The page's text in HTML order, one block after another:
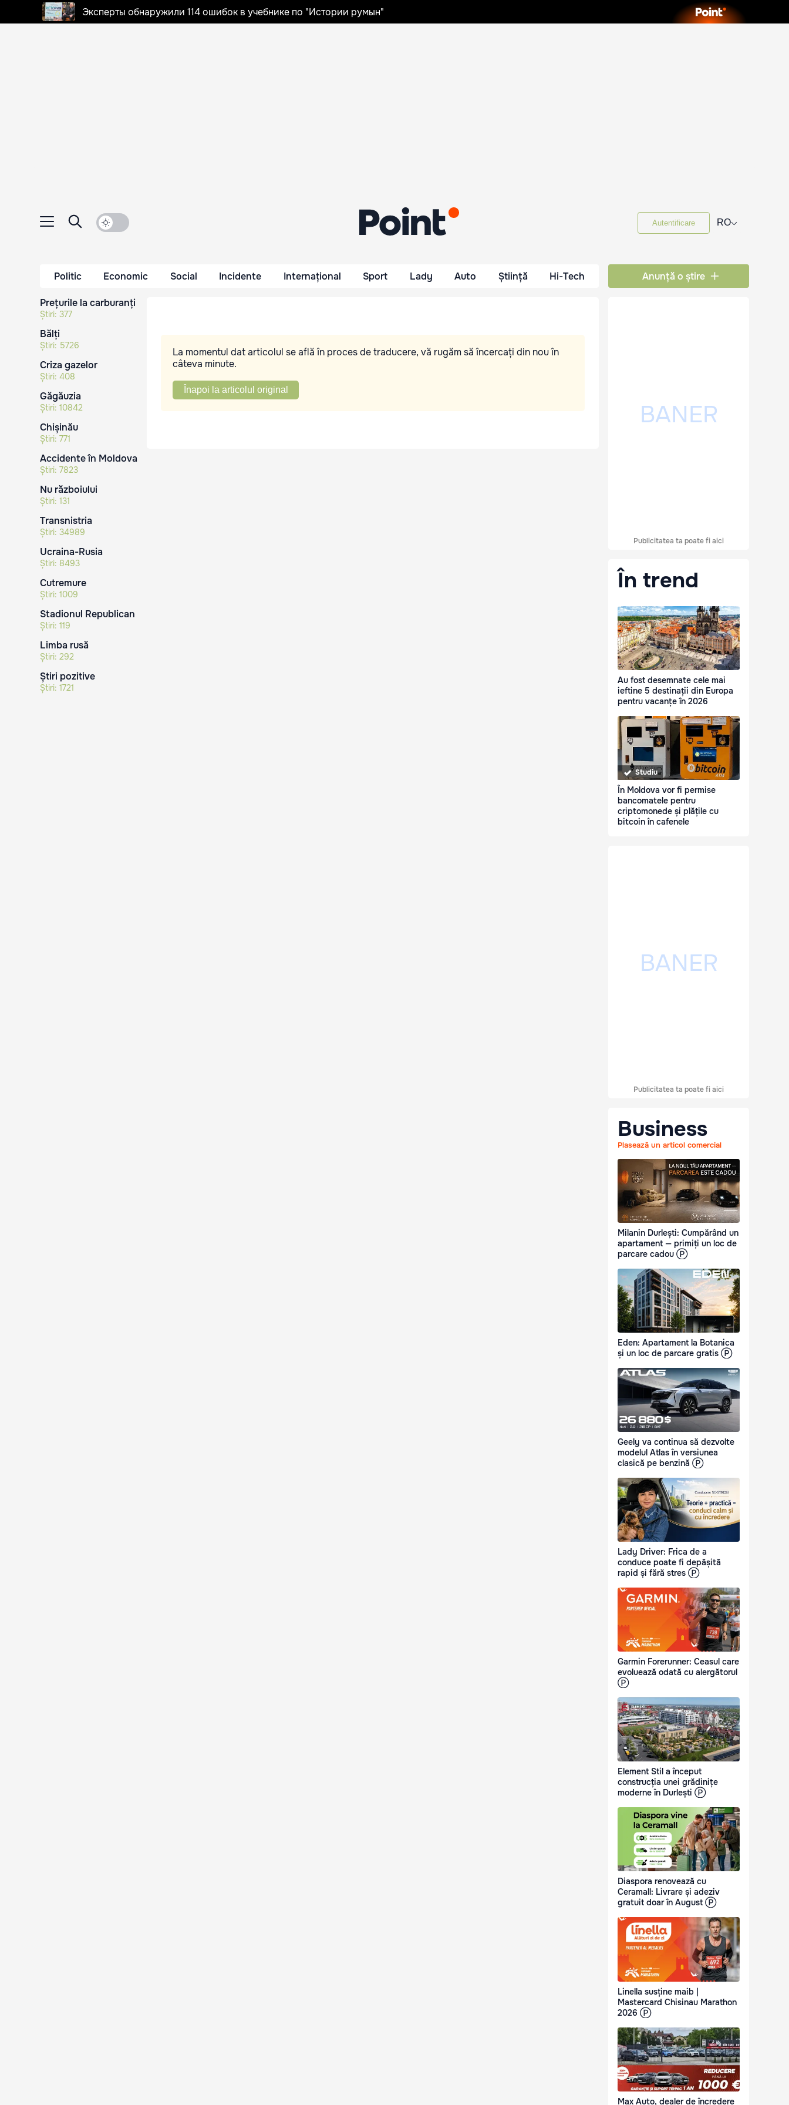
Эксперты обнаружили 114 ошибок в учебнике по "Истории румын"
Autentificare RO⌵
Politic Economic Social Incidente Internațional Sport Lady Auto Știință Hi-Tech Anunță o știre
Prețurile la carburanți
Știri: 377
Bălți
Știri: 5726
Criza gazelor
Știri: 408
Găgăuzia
Știri: 10842
Chișinău
Știri: 771
Accidente în Moldova
Știri: 7823
Nu războiului
Știri: 131
Transnistria
Știri: 34989
Ucraina-Rusia
Știri: 8493
Cutremure
Știri: 1009
Stadionul Republican
Știri: 119
Limba rusă
Știri: 292
Știri pozitive
Știri: 1721
La momentul dat articolul se află în proces de traducere, vă rugăm să încercați din nou în
câteva minute.
Înapoi la articolul original
Publicitatea ta poate fi aici
În trend
Au fost desemnate cele mai
ieftine 5 destinații din Europa
pentru vacanțe în 2026
Studiu
În Moldova vor fi permise
bancomatele pentru
criptomonede și plățile cu
bitcoin în cafenele
Publicitatea ta poate fi aici
Business
Plasează un articol comercial
Milanin Durlești: Cumpărând un
apartament — primiți un loc de
parcare cadou Ⓟ
Eden: Apartament la Botanica
și un loc de parcare gratis Ⓟ
Geely va continua să dezvolte
modelul Atlas în versiunea
clasică pe benzină Ⓟ
Lady Driver: Frica de a
conduce poate fi depășită
rapid și fără stres Ⓟ
Garmin Forerunner: Ceasul care
evoluează odată cu alergătorul
Ⓟ
Element Stil a început
construcția unei grădinițe
moderne în Durlești Ⓟ
Diaspora renovează cu
Ceramall: Livrare și adeziv
gratuit doar în August Ⓟ
Linella susține maib |
Mastercard Chisinau Marathon
2026 Ⓟ
Max Auto, dealer de încredere